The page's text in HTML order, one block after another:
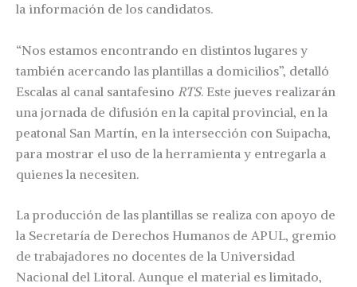
la información de los candidatos.
“Nos estamos encontrando en distintos lugares y
también acercando las plantillas a domicilios”, detalló
Escalas al canal santafesino RTS. Este jueves realizarán
una jornada de difusión en la capital provincial, en la
peatonal San Martín, en la intersección con Suipacha,
para mostrar el uso de la herramienta y entregarla a
quienes la necesiten.
La producción de las plantillas se realiza con apoyo de
la Secretaría de Derechos Humanos de APUL, gremio
de trabajadores no docentes de la Universidad
Nacional del Litoral. Aunque el material es limitado,